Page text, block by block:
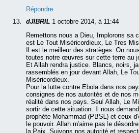
Répondre
dJIBRIL 1 octobre 2014, à 11:44
Remettons nous a Dieu, Implorons sa
est Le Tout Miséricordieux, Le Tres
Il est le meilleur des stratèges. On
toutes notre œuvres sur cette terre au
Et Allah rendra justice. Blancs, noirs,
rassemblés en jour devant Allah, Le
Miséricordieux.
Pour la lutte contre Ebola dans nos
consignes de nos autorités et de nos
réalité dans nos pays. Seul Allah, Le
sortir de cette situation. Il nous
prophète Mohammad (PBSL) et ceux
le pouvoir. Allah m'aime pas le
la Paix. Suivons nos autorité et